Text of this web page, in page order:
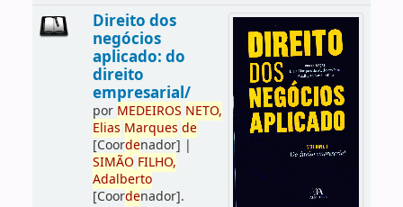
Direito dos
negócios
aplicado: do
direito
empresarial/
por MEDEIROS NETO,
Elias Marques de
[Coordenador] |
SIMÃO FILHO,
Adalberto
[Coordenador].